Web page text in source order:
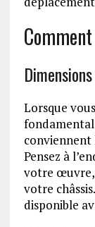
Lorsque
fondamental
Pensez à
votre œuvre,
votre
disponible